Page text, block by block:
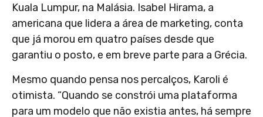
Kuala Lumpur, na Malásia. Isabel Hirama, a
americana que lidera a área de marketing, conta
que já morou em quatro países desde que
garantiu o posto, e em breve parte para a Grécia.
Mesmo quando pensa nos percalços, Karoli é
otimista. “Quando se constrói uma plataforma
para um modelo que não existia antes, há sempre